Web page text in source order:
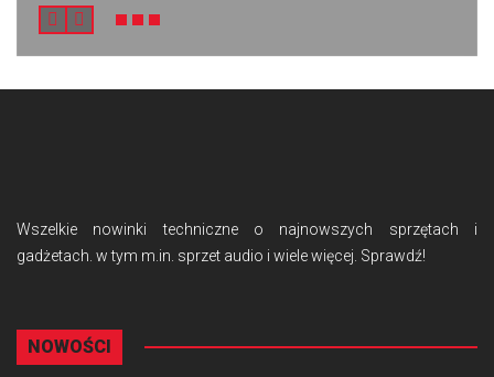
Wszelkie nowinki techniczne o najnowszych sprzętach i
gadżetach. w tym m.in. sprzet audio i wiele więcej. Sprawdź!
NOWOŚCI